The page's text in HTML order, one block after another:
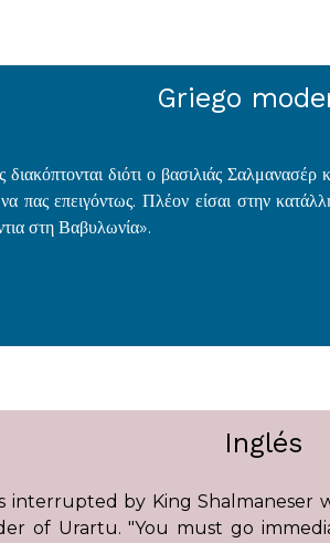
Griego
διακόπτονται διότι ο βασιλιάς
πας επειγόντως. Πλέον είσαι στην
στη Βαβυλωνία».
Inglés
interrupted by King
of Urartu. "You must go